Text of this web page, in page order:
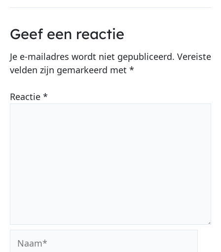
Geef een reactie
Je e-mailadres wordt niet gepubliceerd. Vereiste
velden zijn gemarkeerd met *
Reactie *